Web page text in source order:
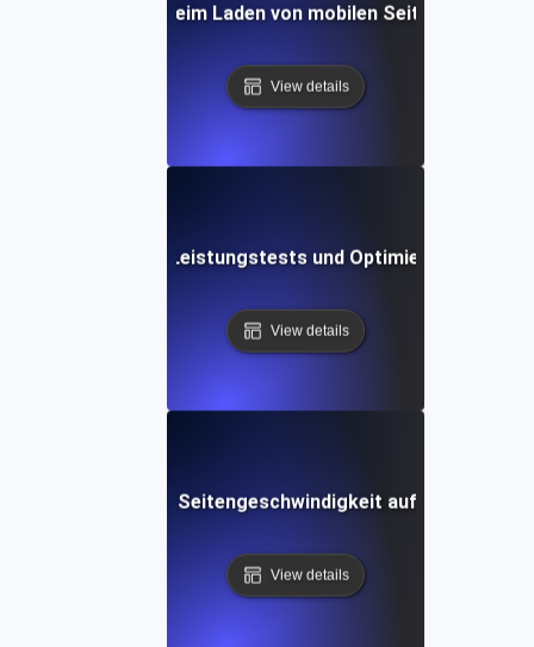
beim Laden von mobilen Seiten und wie
View details
Trends in der Leistungstests und Optimierung von
View details
der mobilen Seitengeschwindigkeit auf SEO und
View details